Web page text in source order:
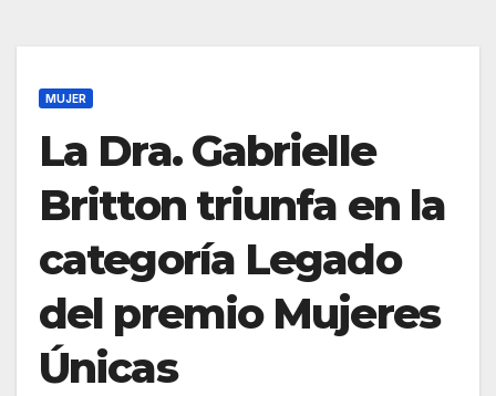
MUJER
La Dra. Gabrielle
Britton triunfa en la
categoría Legado
del premio Mujeres
Únicas